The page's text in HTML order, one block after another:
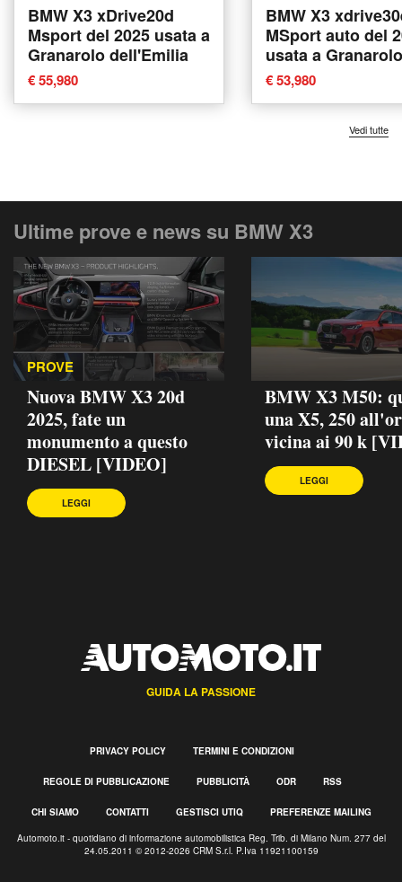
BMW X3 xDrive20d
Msport del 2025 usata a
Granarolo dell'Emilia
€ 55,980
BMW X3
MSport auto del
usata a Granarolo
dell'Emilia
€ 53,980
Vedi tutte
Ultime prove e news su BMW X3
PROVE
Nuova BMW X3 20d
2025, fate un
monumento a questo
DIESEL [VIDEO]
LEGGI
BMW X3 M50:
una X5, 250
vicina ai 90 k
LEGGI
GUIDA LA PASSIONE
PRIVACY POLICY TERMINI E CONDIZIONI
REGOLE DI PUBBLICAZIONE PUBBLICITÀ ODR RSS
CHI SIAMO CONTATTI GESTISCI UTIQ PREFERENZE MAILING
Automoto.it - quotidiano di informazione automobilistica Reg. Trib. di Milano Num. 277 del
24.05.2011 © 2012-2026 CRM S.r.l. P.Iva 11921100159